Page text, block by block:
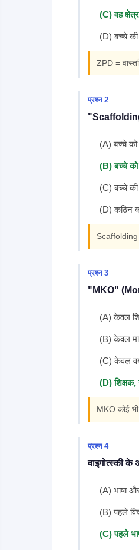
(C) वह
(D) बच्चे की
ZPD =
प्रश्न 2
(A) बच्चे
(B) बच्चे को
(C) बच्चे की
(D) कठिन
Scaffolding
प्रश्न 3
"MKO"
(A) केवल
(B) केवल
(C) केवल
(D) शिक्षक,
MKO कोई
प्रश्न 4
वाइगोत्स्की के
(A) भाषा
(B) पहले
(C) पहले